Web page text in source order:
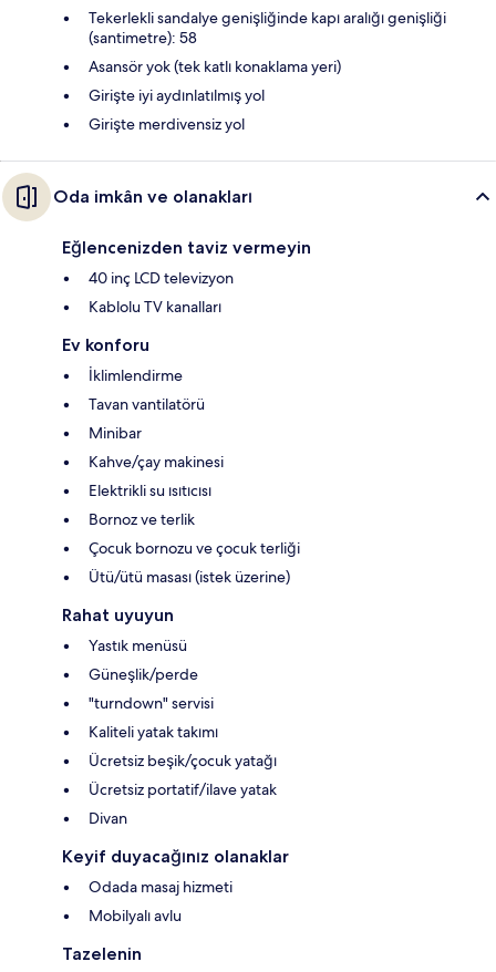
Tekerlekli sandalye genişliğinde kapı aralığı genişliği
(santimetre): 58
Asansör yok (tek katlı konaklama yeri)
Girişte iyi aydınlatılmış yol
Girişte merdivensiz yol
Oda imkân ve olanakları
Eğlencenizden taviz vermeyin
40 inç LCD televizyon
Kablolu TV kanalları
Ev konforu
İklimlendirme
Tavan vantilatörü
Minibar
Kahve/çay makinesi
Elektrikli su ısıtıcısı
Bornoz ve terlik
Çocuk bornozu ve çocuk terliği
Ütü/ütü masası (istek üzerine)
Rahat uyuyun
Yastık menüsü
Güneşlik/perde
"turndown" servisi
Kaliteli yatak takımı
Ücretsiz beşik/çocuk yatağı
Ücretsiz portatif/ilave yatak
Divan
Keyif duyacağınız olanaklar
Odada masaj hizmeti
Mobilyalı avlu
Tazelenin